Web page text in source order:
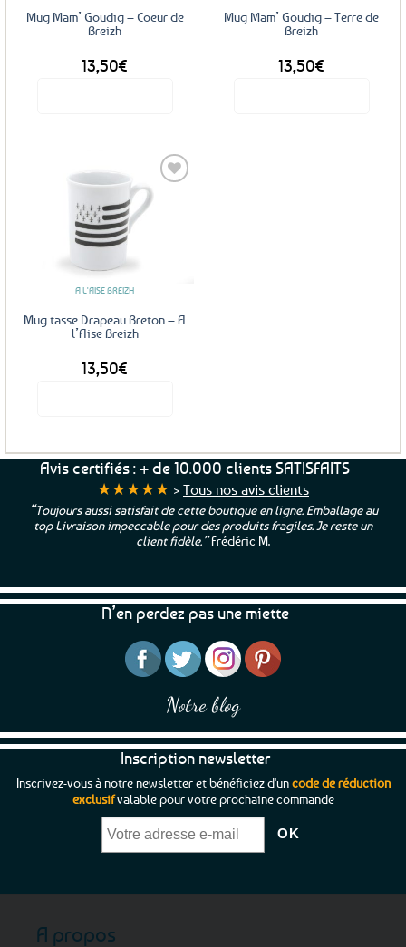
Mug Mam’ Goudig – Coeur de
Breizh
13,50€
Mug Mam’ Goudig – Terre de
Breizh
13,50€
A L'AISE BREIZH
Mug tasse Drapeau Breton – A
l’Aise Breizh
13,50€
Avis certifiés : + de 10.000 clients SATISFAITS
★★★★★ > Tous nos avis clients
“Toujours aussi satisfait de cette boutique en ligne. Emballage au
top Livraison impeccable pour des produits fragiles. Je reste un
client fidèle.”Frédéric M.
N’en perdez pas une miette
Notre blog
Inscription newsletter
Inscrivez-vous à notre newsletter et bénéficiez d'uncode de réduction
exclusifvalable pour votre prochaine commande
A propos